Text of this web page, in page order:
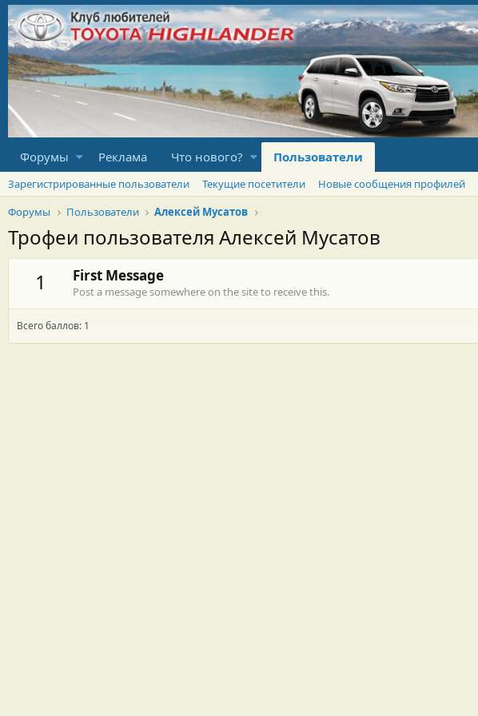
Форумы Реклама Что нового? Пользователи
Зарегистрированные пользователи Текущие посетители Новые сообщения профилей
Форумы
Пользователи Алексей Мусатов
Трофеи пользователя Алексей Мусатов
1
First Message
Post a message somewhere on the site to receive this.
Всего баллов: 1